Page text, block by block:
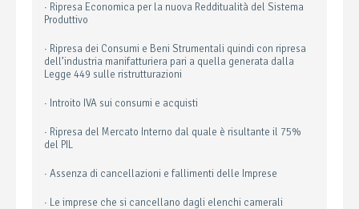
· Ripresa Economica per la nuova Redditualità del Sistema
Produttivo
· Ripresa dei Consumi e Beni Strumentali quindi con ripresa
dell’industria manifatturiera pari a quella generata dalla
Legge 449 sulle ristrutturazioni
· Introito IVA sui consumi e acquisti
· Ripresa del Mercato Interno dal quale è risultante il 75%
del PIL
· Assenza di cancellazioni e fallimenti delle Imprese
· Le imprese che si cancellano dagli elenchi camerali